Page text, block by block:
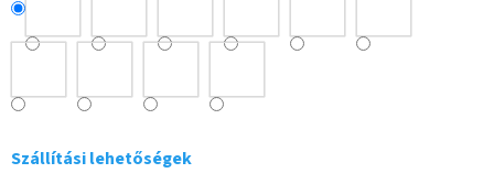
Szállítási lehetőségek